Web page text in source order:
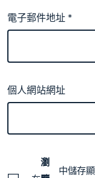
電子郵件地址*
個人網站網址
瀏
中儲存